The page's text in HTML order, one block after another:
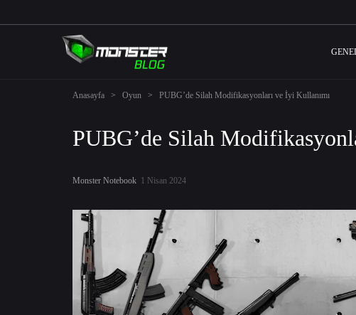
Anasayfa > Oyun > PUBG’de Silah Modifikasyonları ve İyi Kullanımı
PUBG’de Silah
Monster Notebook 1 Nisan 2024